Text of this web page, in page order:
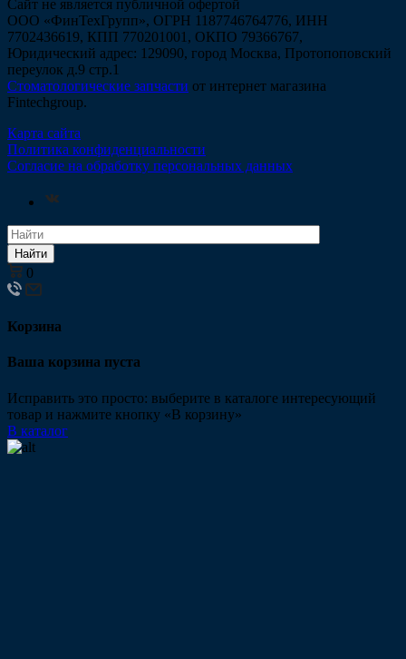
Сайт не является публичной офертой
ООО «ФинТехГрупп», ОГРН 1187746764776, ИНН
7702436619, КПП 770201001, ОКПО 79366767,
Юридический адрес: 129090, город Москва, Протопоповский
переулок д.9 стр.1
Стоматологические запчасти от интернет магазина
Fintechgroup.
Карта сайта
Политика конфиденциальности
Согласие на обработку персональных данных
Найти
0
Корзина
Ваша корзина пуста
Исправить это просто: выберите в каталоге интересующий
товар и нажмите кнопку «В корзину»
В каталог